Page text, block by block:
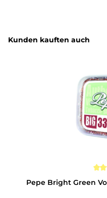
Produktgalerie überspringen
Kunden kauften auch
Pepe Bright Green